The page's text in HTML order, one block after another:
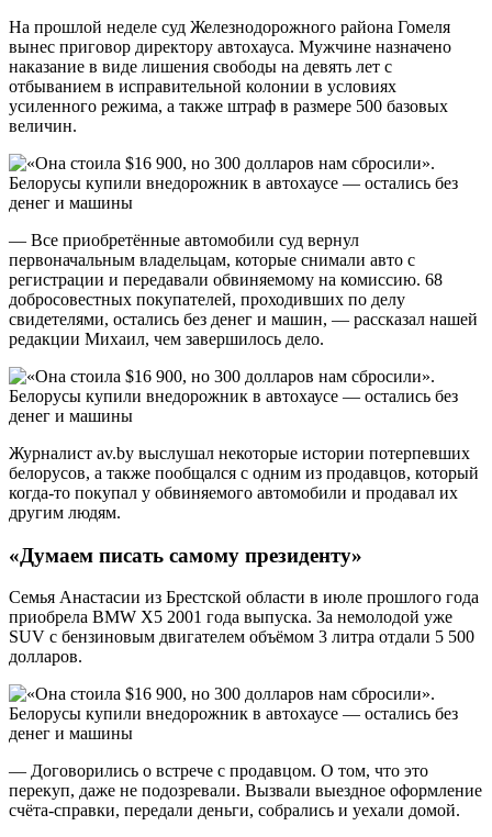
На прошлой неделе суд Железнодорожного района Гомеля
вынес приговор директору автохауса. Мужчине назначено
наказание в виде лишения свободы на девять лет с
отбыванием в исправительной колонии в условиях
усиленного режима, а также штраф в размере 500 базовых
величин.
— Все приобретённые автомобили суд вернул
первоначальным владельцам, которые снимали авто с
регистрации и передавали обвиняемому на комиссию. 68
добросовестных покупателей, проходивших по делу
свидетелями, остались без денег и машин, — рассказал нашей
редакции Михаил, чем завершилось дело.
Журналист av.by выслушал некоторые истории потерпевших
белорусов, а также пообщался с одним из продавцов, который
когда-то покупал у обвиняемого автомобили и продавал их
другим людям.
«Думаем писать самому президенту»
Семья Анастасии из Брестской области в июле прошлого года
приобрела BMW X5 2001 года выпуска. За немолодой уже
SUV с бензиновым двигателем объёмом 3 литра отдали 5 500
долларов.
— Договорились о встрече с продавцом. О том, что это
перекуп, даже не подозревали. Вызвали выездное оформление
счёта-справки, передали деньги, собрались и уехали домой.